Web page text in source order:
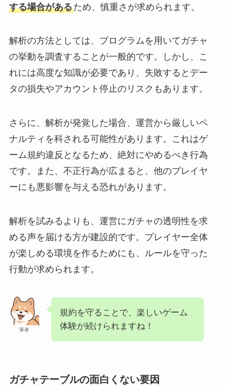
する場合があるため、慎重さが求められます。
解析の方法としては、プログラムを用いてガチャ
の挙動を調査することが一般的です。しかし、こ
れには高度な知識が必要であり、失敗するとデー
タの損失やアカウント停止のリスクもあります。
さらに、解析が発覚した場合、運営から厳しいペ
ナルティを科される可能性があります。これはゲ
ーム規約違反となるため、絶対にやめるべき行為
です。また、不正行為が広まると、他のプレイヤ
ーにも悪影響を与える恐れがあります。
解析を試みるよりも、運営にガチャの透明性を求
める声を届ける方が建設的です。プレイヤー全体
が楽しめる環境を作るためにも、ルールを守った
行動が求められます。
筆者
規約を守ることで、楽しいゲーム
体験が続けられますね！
ガチャテーブルの面白くない要因